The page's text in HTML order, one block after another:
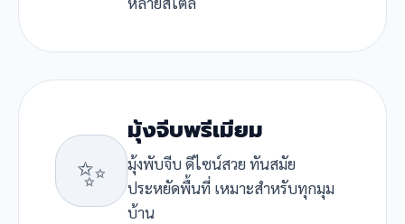
✨
มุ้งจีบพรีเมียม
มุ้งพับจีบ ดีไซน์สวย ทันสมัย
ประหยัดพื้นที่ เหมาะสำหรับทุกมุม
บ้าน